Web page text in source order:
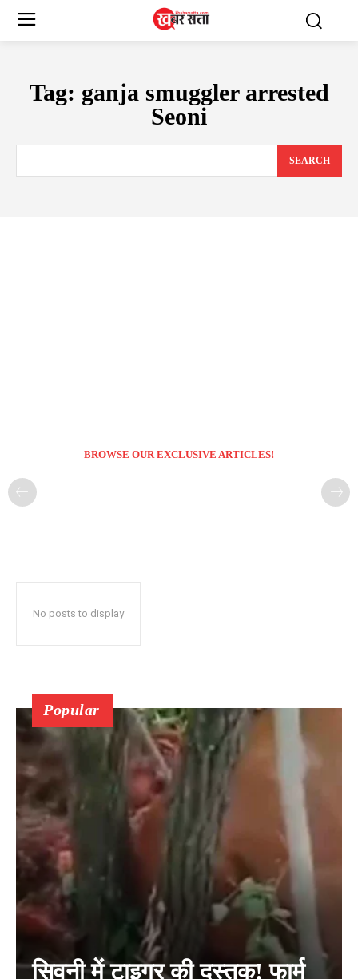
Tag: ganja smuggler arrested
Seoni
SEARCH
BROWSE OUR EXCLUSIVE ARTICLES!
No posts to display
Popular
सिवनी में टाइगर की दस्तक! फार्म